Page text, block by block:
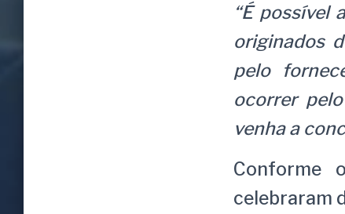
“É possível
originados
pelo
ocorrer
venha a
Conforme
celebraram